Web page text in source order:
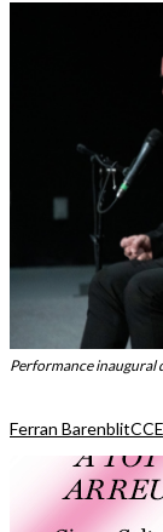
Performance inaugural
Ferran Barenblit